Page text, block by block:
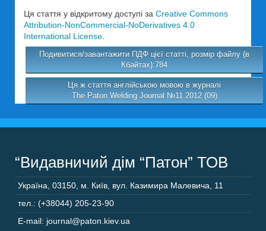
Ця стаття у відкритому доступі за Creative Commons
Attribution-NonCommercial-NoDerivatives 4.0
International License
Подивитися/завантажити ПДФ цієї статті, розмір файлу (в
Кбайтах):784
Ця ж стаття англійською мовою в журналі
The Paton Welding Journal №11 2012 (09)
“Видавничий дім “Патон” ТОВ
Україна 03150 м. Київ, вул. Казимира Малевича, 11
тел.: (+38044) 205-23-90
E-mail: journal@paton.kiev.ua